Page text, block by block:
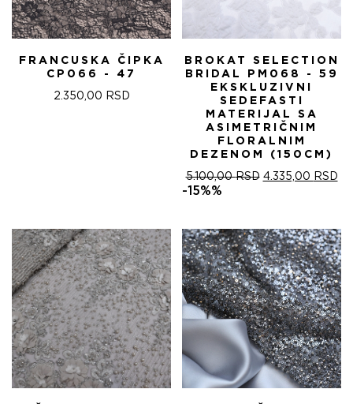
FRANCUSKA ČIPKA
CP066 - 47
2.350,00 RSD
BROKAT SELECTION
BRIDAL PM068 - 59
EKSKLUZIVNI
SEDEFASTI
MATERIJAL SA
ASIMETRIČNIM
FLORALNIM
DEZENOM (150CM)
5.100,00RSD ОРИГИНАЛНА
5.100,00 RSD.
4.335,00 RSD
-15%%